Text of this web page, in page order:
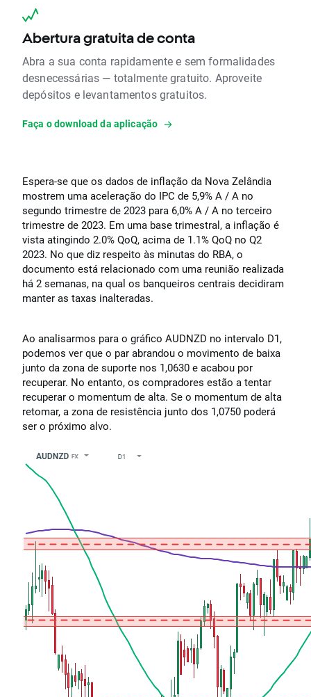
Abertura gratuita de conta
Abra a sua conta rapidamente e sem formalidades
desnecessárias — totalmente gratuito. Aproveite
depósitos e levantamentos gratuitos.
Faça o download da aplicação
Espera-se que os dados de inflação da Nova Zelândia
mostrem uma aceleração do IPC de 5,9% A / A no
segundo trimestre de 2023 para 6,0% A / A no terceiro
trimestre de 2023. Em uma base trimestral, a inflação é
vista atingindo 2.0% QoQ, acima de 1.1% QoQ no Q2
2023. No que diz respeito às minutas do RBA, o
documento está relacionado com uma reunião realizada
há 2 semanas, na qual os banqueiros centrais decidiram
manter as taxas inalteradas.
Ao analisarmos para o gráfico AUDNZD no intervalo D1,
podemos ver que o par abrandou o movimento de baixa
junto da zona de suporte nos 1,0630 e acabou por
recuperar. No entanto, os compradores estão a tentar
recuperar o momentum de alta. Se o momentum de alta
retomar, a zona de resistência junto dos 1,0750 poderá
ser o próximo alvo.